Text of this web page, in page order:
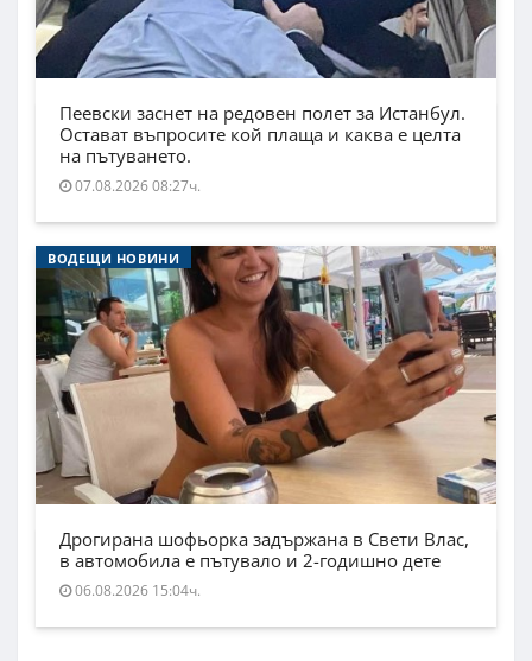
Пеевски заснет на редовен полет за Истанбул.
Остават въпросите кой плаща и каква е целта
на пътуването.
07.08.2026 08:27ч.
ВОДЕЩИ НОВИНИ
Дрогирана шофьорка задържана в Свети Влас,
в автомобила е пътувало и 2-годишно дете
06.08.2026 15:04ч.